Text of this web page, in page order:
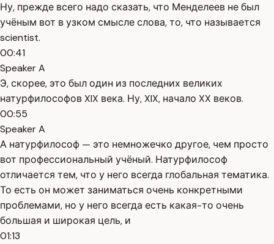
Ну, прежде всего надо сказать, что Менделеев не был
учёным вот в узком смысле слова, то, что называется
scientist.
00:41
Speaker A
Э, скорее, это был один из последних великих
натурфилософов XIX века. Ну, XIX, начало XX веков.
00:55
Speaker A
А натурфилософ — это немножечко другое, чем просто
вот профессиональный учёный. Натурфилософ
отличается тем, что у него всегда глобальная тематика.
То есть он может заниматься очень конкретными
проблемами, но у него всегда есть какая-то очень
большая и широкая цель, и
01:13